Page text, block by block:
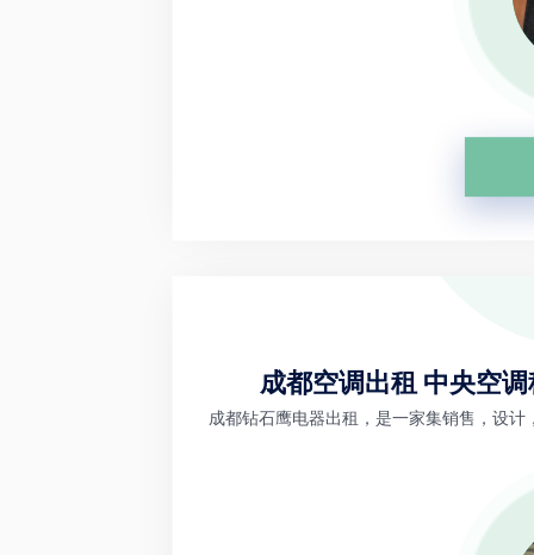
成都空调出租 中央空
成都钻石鹰电器出租，是一家集销售，设